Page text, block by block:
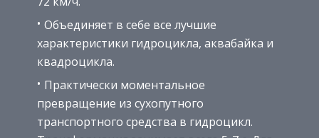
Объединяет в себе все лучшие
характеристики гидроцикла, аквабайка и
квадроцикла.
Практически моментальное
превращение из сухопутного
транспортного средства в гидроцикл.